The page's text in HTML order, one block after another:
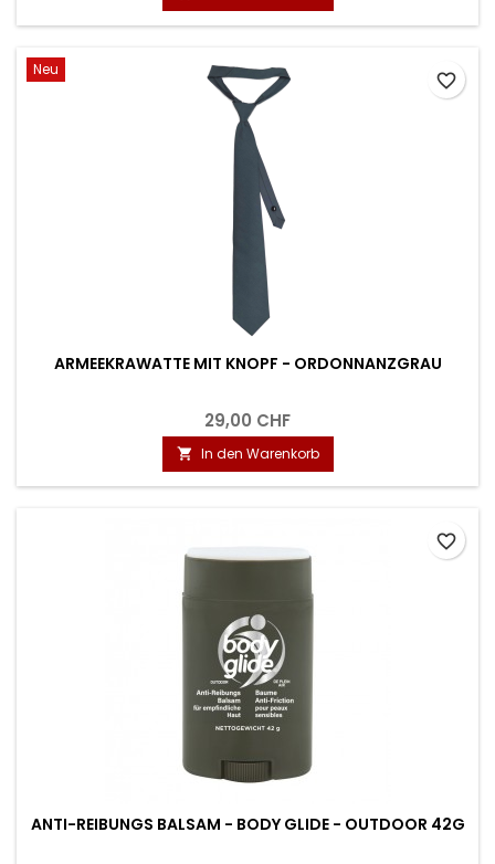
Neu
ARMEEKRAWATTE MIT KNOPF - ORDONNANZGRAU
29,00 CHF
 In den Warenkorb
favorite_border
ANTI-REIBUNGS BALSAM - BODY GLIDE - OUTDOOR 42G
favorite_border